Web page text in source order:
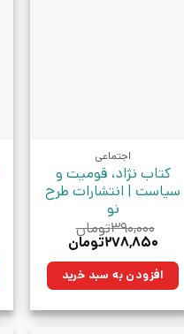
اجتماعی
کتاب نژاد، قومیت و
سیاست | انتشارات طرح
نو
۳۹۰,۰۰۰تومان
قیمت
۳۹۰,۰۰۰تومان
بود.
۲۷۸,۸۵۰تومان
۲۷۸,۸۵۰تومان.افزودن به سبد خرید